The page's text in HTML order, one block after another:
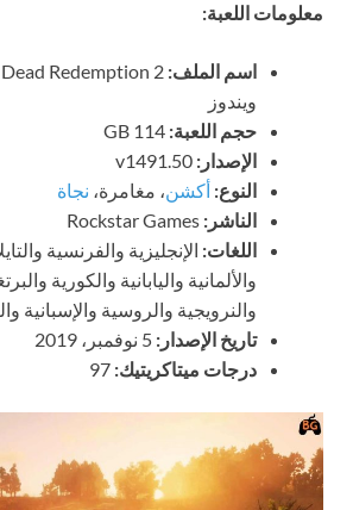
معلومات اللعبة:
اسم الملف:
ويندوز
حجم اللعبة:
الإصدار:
النوع: أكشن، مغامرة، نجاة
الناشر:
اللغات: الإنجليزية والفرنسية
والألمانية واليابانية والكورية
والنرويجية والروسية والإسبانية
تاريخ الإصدار:
درجات ميتاكريتيك: